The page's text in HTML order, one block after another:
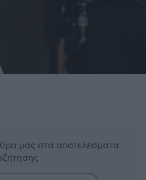
μας στα αποτελέσματα